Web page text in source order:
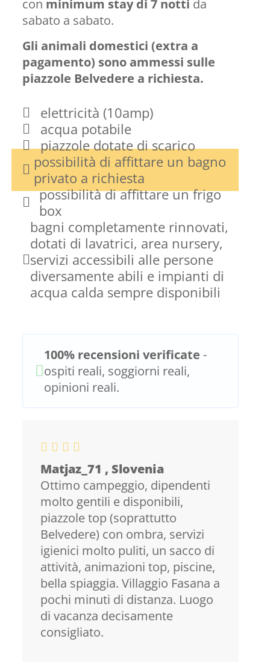
con minimum stay di 7 notti da
sabato a sabato.
Gli animali domestici (extra a
pagamento) sono ammessi sulle
piazzole Belvedere a richiesta.
elettricità (10amp)
acqua potabile
piazzole dotate di scarico
possibilità di affittare un bagno
privato a richiesta
possibilità di affittare un frigo
box
bagni completamente rinnovati,
dotati di lavatrici, area nursery,
servizi accessibili alle persone
diversamente abili e impianti di
acqua calda sempre disponibili
100% recensioni verificate -
ospiti reali, soggiorni reali,
opinioni reali.
Matjaz_71 , Slovenia
Ottimo campeggio, dipendenti
molto gentili e disponibili,
piazzole top (soprattutto
Belvedere) con ombra, servizi
igienici molto puliti, un sacco di
attività, animazioni top, piscine,
bella spiaggia. Villaggio Fasana a
pochi minuti di distanza. Luogo
di vacanza decisamente
consigliato.